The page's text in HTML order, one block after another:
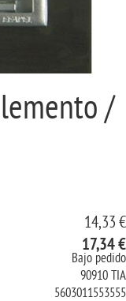
/
14,33 €
17,34 €
Bajo pedido
90910 TIA
5603011553555